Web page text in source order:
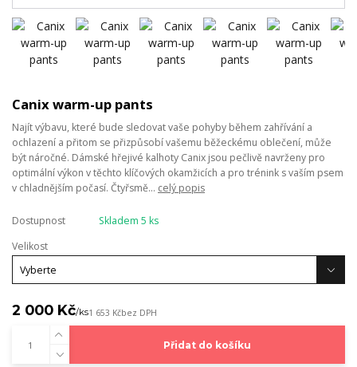
Canix warm-up pants
Najít výbavu, které bude sledovat vaše pohyby během zahřívání a
ochlazení a přitom se přizpůsobí vašemu běžeckému oblečení, může
být náročné. Dámské hřejivé kalhoty Canix jsou pečlivě navrženy pro
optimální výkon v těchto klíčových okamžicích a pro trénink s vaším psem
v chladnějším počasí. Čtyřsmě... celý popis
Dostupnost
Skladem 5 ks
Velikost
2 000 Kč/ks1 653 Kčbez DPH
Přidat do košíku